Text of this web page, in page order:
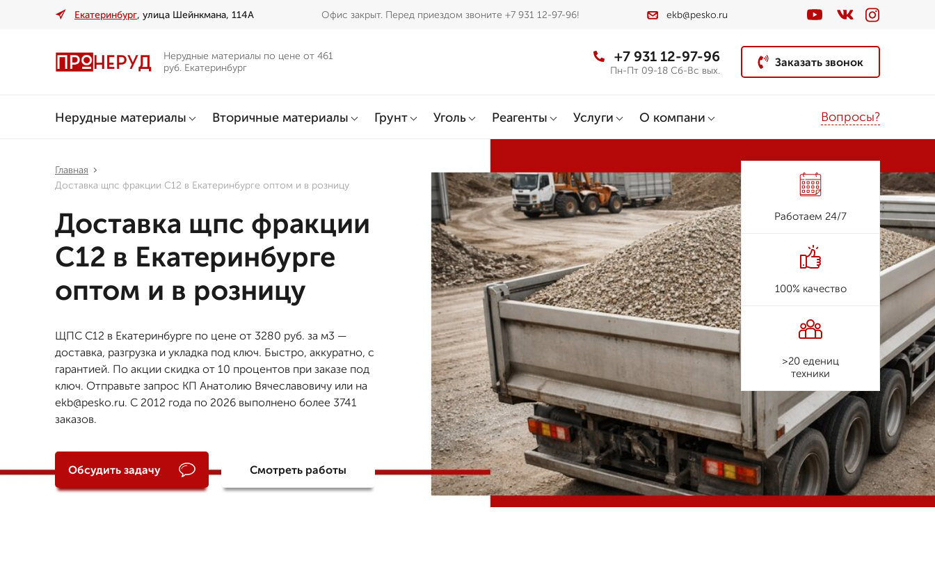
Екатеринбург, улица Шейнкмана, 114А Офис закрыт. Перед приездом звоните +7 931 12-97-96! ekb@pesko.ru
Нерудные материалы по цене от 461
руб. Екатеринбург
+7 931 12-97-96
Пн-Пт 09-18 Сб-Вс вых.
Заказать звонок
Нерудные материалы Вторичные материалы Грунт Уголь Реагенты Услуги О компани Вопросы?
Главная
Доставка щпс фракции С12 в Екатеринбурге оптом и в розницу
Доставка щпс фракции
С12 в Екатеринбурге
оптом и в розницу
ЩПС С12 в Екатеринбурге по цене от 3280 руб. за м3 —
доставка, разгрузка и укладка под ключ. Быстро, аккуратно, с
гарантией. По акции скидка от 10 процентов при заказе под
ключ. Отправьте запрос КП Анатолию Вячеславовичу или на
ekb@pesko.ru. С 2012 года по 2026 выполнено более 3741
заказов.
Обсудить задачу Смотреть работы
Работаем 24/7
100% качество
>20 едениц
техники